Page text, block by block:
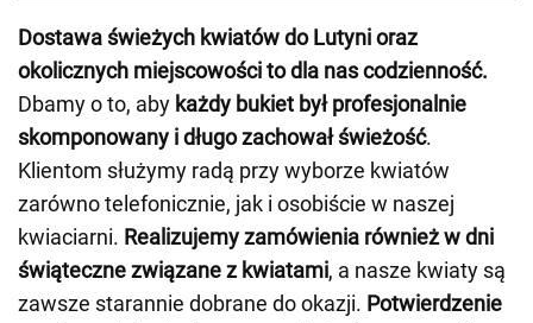
Dostawa świeżych kwiatów do Lutyni oraz
okolicznych miejscowości to dla nas codzienność.
Dbamy o to, aby każdy bukiet był profesjonalnie
skomponowany i długo zachował świeżość.
Klientom służymy radą przy wyborze kwiatów
zarówno telefonicznie, jak i osobiście w naszej
kwiaciarni. Realizujemy zamówienia również w dni
świąteczne związane z kwiatami, a nasze kwiaty są
zawsze starannie dobrane do okazji. Potwierdzenie